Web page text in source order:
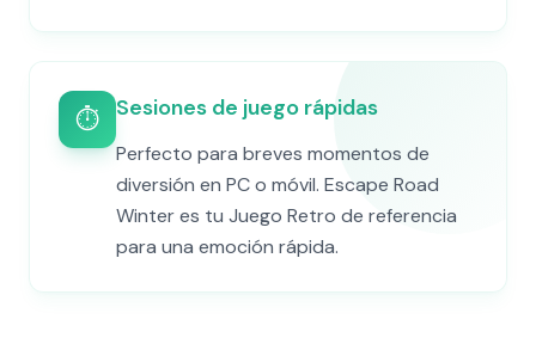
⏱️ Sesiones de juego rápidas
Perfecto para breves momentos de
diversión en PC o móvil. Escape Road
Winter es tu Juego Retro de referencia
para una emoción rápida.